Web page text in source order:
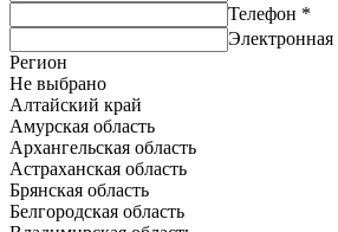
Телефон *
Электронная
Регион
Не выбрано
Алтайский край
Амурская область
Архангельская область
Астраханская область
Брянская область
Белгородская область